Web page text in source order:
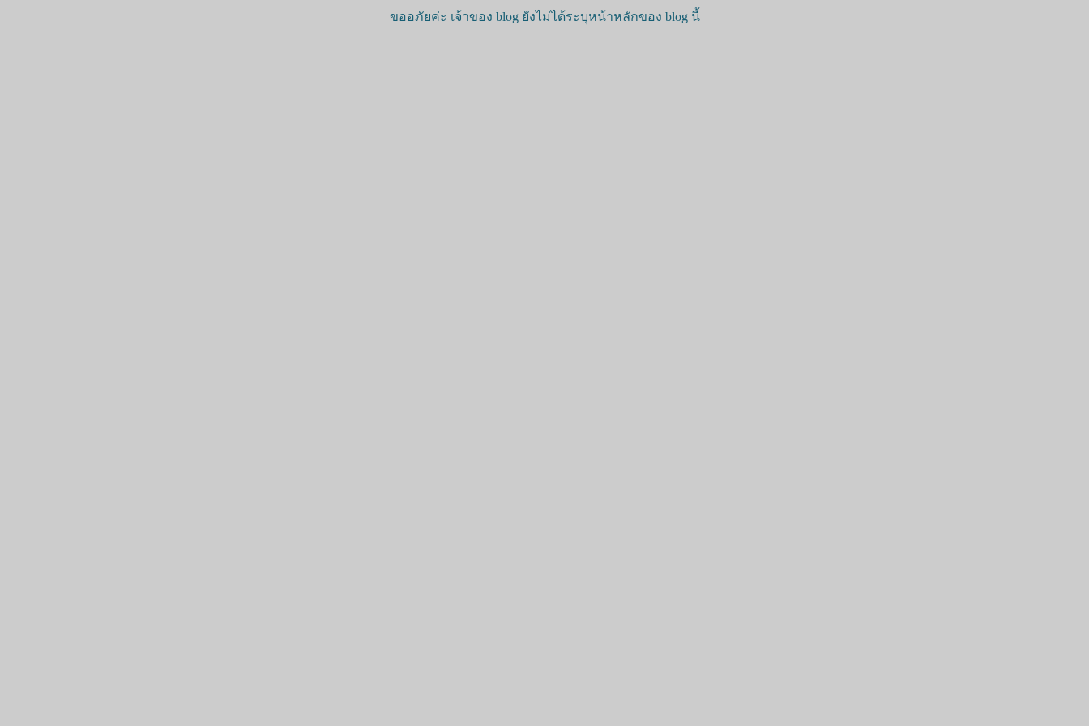
ขออภัยค่ะ เจ้าของ blog ยังไม่ได้ระบุหน้าหลักของ blog นี้